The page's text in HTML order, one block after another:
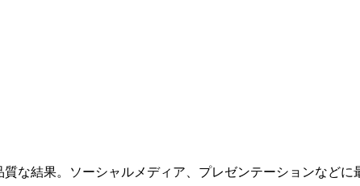
な結果。ソーシャルメディア、プレゼンテーションなどに